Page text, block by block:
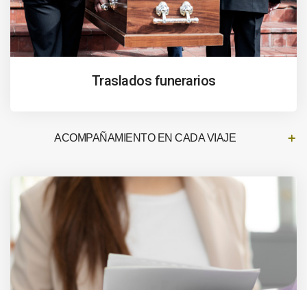
Traslados funerarios
ACOMPAÑAMIENTO EN CADA VIAJE